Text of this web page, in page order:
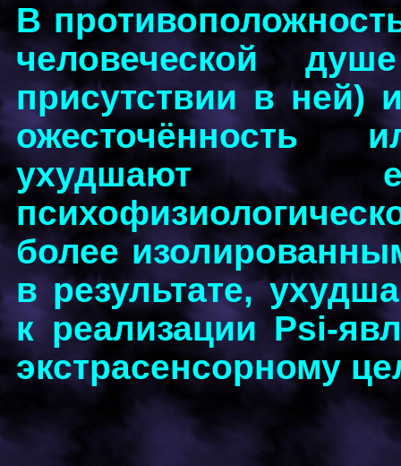
В
человеческой
присутствии в ней)
ожесточённость
ухудшают
более
в результате,
к реализации Psi-
экстрасенсорному